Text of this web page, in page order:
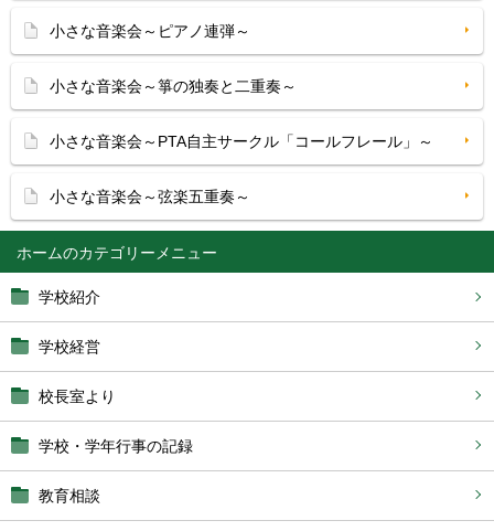
ホーム
学校紹介
学校経営
校長室より
学校・学年行事の記録
教育相談
小さな音楽会～ピアノ連弾～
小さな音楽会～箏の独奏と二重奏～
小さな音楽会～PTA自主サークル「コールフレール」～
小さな音楽会～弦楽五重奏～